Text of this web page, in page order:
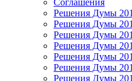
Решения Думы
Решения Думы
Решения Думы
Решения Думы
Решения Думы
Решения Думы
Решения Думы